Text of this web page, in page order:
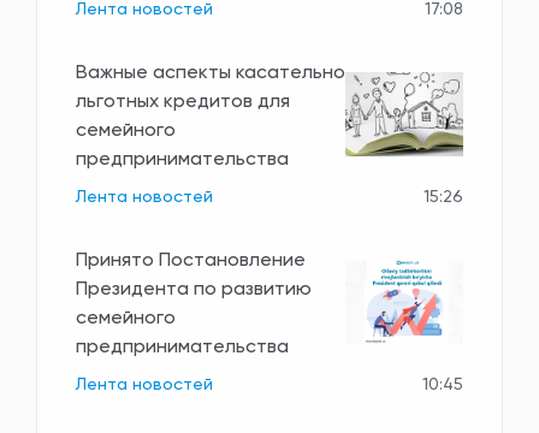
Лента новостей 17:08
Важные аспекты касательно
льготных кредитов для
семейного
предпринимательства
Лента новостей 15:26
Принято Постановление
Президента по развитию
семейного
предпринимательства
Лента новостей 10:45